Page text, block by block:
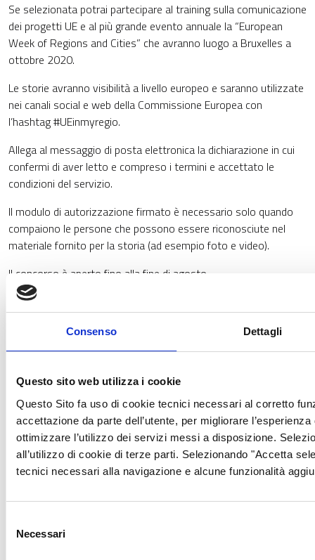
Consenso Dettagli
Questo sito web utilizza i cookie
Questo Sito fa uso di cookie tecnici necessari al corretto
accettazione da parte dell’utente, per migliorare
ottimizzare l’utilizzo dei servizi messi a disposizione.
all’utilizzo di cookie di terze parti. Selezionando "Accetta
tecnici necessari alla navigazione e alcune funzionalità
delNecessari
Se selezionata potrai partecipare al training sulla comunicazione
dei progetti UE e al più grande evento annuale la “European
Week of Regions and Cities” che avranno luogo a Bruxelles a
ottobre 2020.
Le storie avranno visibilità a livello europeo e saranno utilizzate
nei canali social e web della Commissione Europea con
l’hashtag #UEinmyregio.
Allega al messaggio di posta elettronica la dichiarazione in cui
confermi di aver letto e compreso i termini e accettato le
condizioni del servizio.
Il modulo di autorizzazione firmato è necessario solo quando
compaiono le persone che possono essere riconosciute nel
materiale fornito per la storia (ad esempio foto e video).
Il concorso è aperto fino alla fine di agosto.
Per maggiori dettagli consulta il regolamento, con i riferimenti
privacy e liberatorie, disponibile al seguente link:
https://ec.europa.eu/regional_policy/sources/informing/
Data ultima modifica: